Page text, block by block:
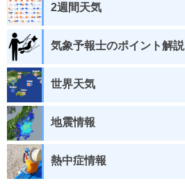
2週間天気
気象予報士のポイント解説
世界天気
地震情報
熱中症情報